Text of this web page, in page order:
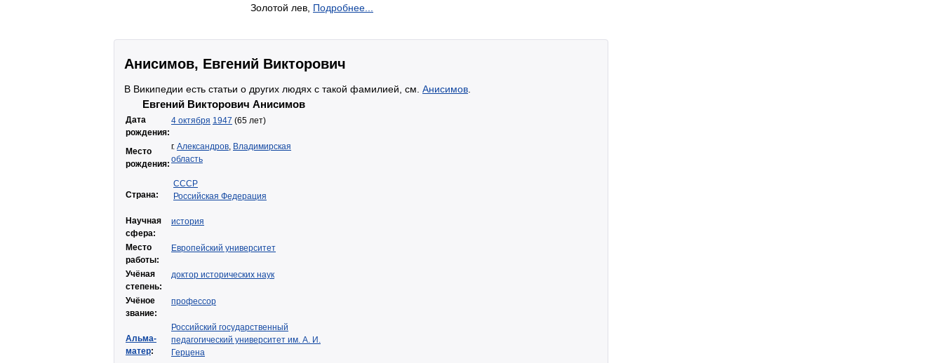
Золотой лев, Подробнее...
Анисимов, Евгений Викторович
В Википедии есть статьи о других людях с такой фамилией, см. Анисимов
Евгений Викторович Анисимов
Дата
рождения:
4 октября 1947 (65 лет)
Место
рождения:
г. Александров, Владимирская
область
Страна:
СССР
Российская Федерация
Научная
сфера:
история
Место
работы:
Европейский университет
Учёная
степень:
доктор исторических наук
Учёное
звание:
профессор
Альма-
матер:
Российский государственный
педагогический университет им. А. И.
Герцена